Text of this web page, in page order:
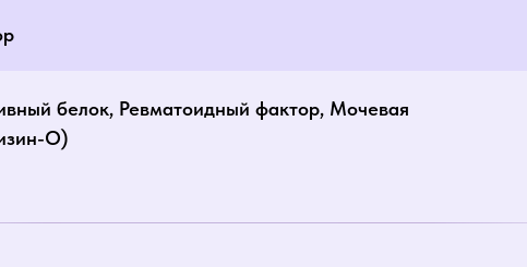
белок, Ревматоидный фактор, Мочевая
О)